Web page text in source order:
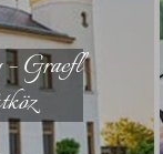
Graefl